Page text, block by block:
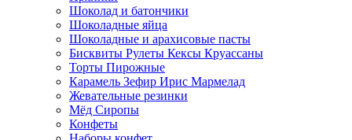
Шоколад и батончики
Шоколадные яйца
Шоколадные и арахисовые пасты
Бисквиты Рулеты Кексы Круассаны
Торты Пирожные
Карамель Зефир Ирис Мармелад
Жевательные резинки
Мёд Сиропы
Конфеты